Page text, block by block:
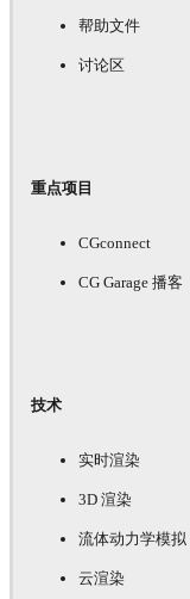
帮助文件
讨论区
重点项目
CGconnect
CG Garage 播客
技术
实时渲染
3D 渲染
流体动力学模拟
云渲染